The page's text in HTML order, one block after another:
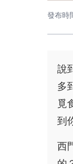
發布時
說
多
覓
到
西